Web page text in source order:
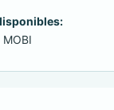
MOBI